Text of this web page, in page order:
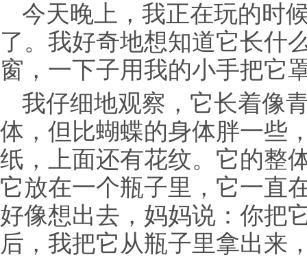
今天晚上，我正在玩的时
了。我好奇地想知道它长什
窗，一下子用我的小手把它
我仔细地观察，它长着像
体，但比蝴蝶的身体胖一些
纸，上面还有花纹。它的整
它放在一个瓶子里，它一直
好像想出去，妈妈说：你把
后，我把它从瓶子里拿出来